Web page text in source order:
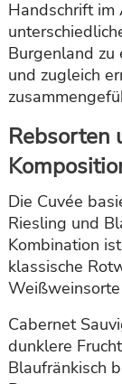
Handschrift im
Burgenland zu
und zugleich
Rebsorten
Die Cuvée
Riesling und
Kombination
klassische
Cabernet
dunklere
Blaufränkisch